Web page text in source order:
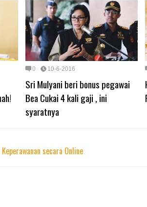
0 10-6-2016
Sri Mulyani beri bonus pegawai
Bea Cukai 4 kali gaji , ini
syaratnya
secara Online